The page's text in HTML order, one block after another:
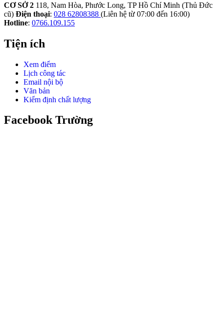
CƠ SỞ 2 118, Nam Hòa, Phước Long, TP Hồ Chí Minh (Thủ Đức
cũ) Điện thoại: 028 62808388 (Liên hệ từ 07:00 đến 16:00)
Hotline: 0766.109.155
Tiện ích
Xem điểm
Lịch công tác
Email nội bộ
Văn bản
Kiểm định chất lượng
Facebook Trường